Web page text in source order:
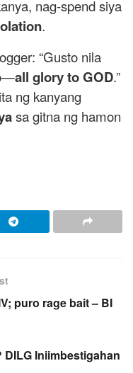
nag-spend siya
.
“Gusto nila
all glory to GOD.”
ng kanyang
sa gitna ng hamon
puro rage bait – BI
Iniimbestigahan